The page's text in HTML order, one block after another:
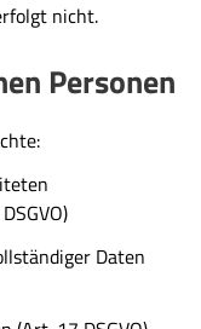
nicht.
Personen
Daten